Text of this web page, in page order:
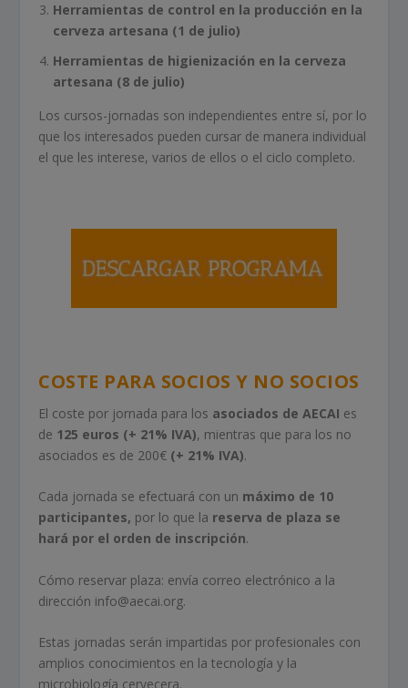
Herramientas de control en la producción en la
cerveza artesana (1 de julio)
Herramientas de higienización en la cerveza
artesana (8 de julio)
Los cursos-jornadas son independientes entre sí, por lo
que los interesados pueden cursar de manera individual
el que les interese, varios de ellos o el ciclo completo.
COSTE PARA SOCIOS Y NO SOCIOS
El coste por jornada para los asociados de AECAI es
de 125 euros (+ 21% IVA), mientras que para los no
asociados es de 200€ (+ 21% IVA).
Cada jornada se efectuará con un máximo de 10
participantes, por lo que la reserva de plaza se
hará por el orden de inscripción.
Cómo reservar plaza: envía correo electrónico a la
dirección info@aecai.org.
Estas jornadas serán impartidas por profesionales con
amplios conocimientos en la tecnología y la
microbiología cervecera.